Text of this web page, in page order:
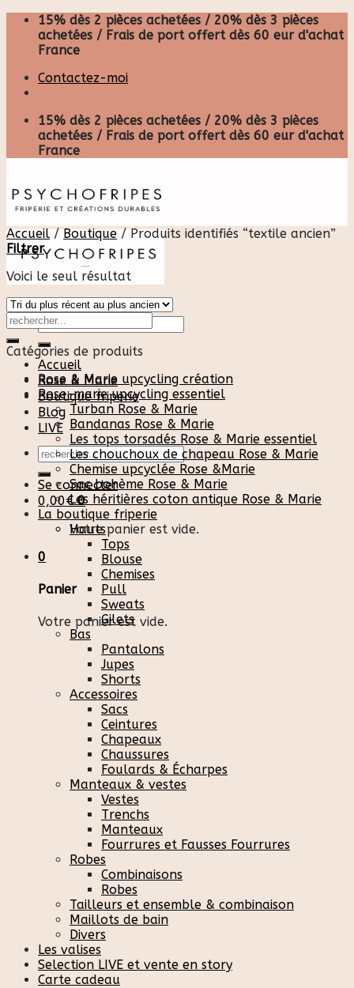
Skip
content
15% dès 2 pièces achetées / 20% dès 3 pièces
achetées / Frais de port offert dès 60 eur d'achat
France
Contactez-moi
15% dès 2 pièces achetées / 20% dès 3 pièces
achetées / Frais de port offert dès 60 eur d'achat
France
Recherche
pour :
Accueil
Rose & Marie
Boutique friperie
Blog
LIVE
Recherche
pour :
Se connecter
0,00€ 0
Votre panier est vide.
0
Panier
Votre panier est vide.
Accueil / Boutique /Produits identifiés “textile ancien”
Filtrer
Voici le seul résultat
Catégories de produits
Rose & Marie upcycling création
Rose-marie upcycling essentiel
Turban Rose & Marie
Bandanas Rose & Marie
Les tops torsadés Rose & Marie essentiel
Les chouchoux de chapeau Rose & Marie
Chemise upcyclée Rose &Marie
Sac bohème Rose & Marie
Les héritières coton antique Rose & Marie
La boutique friperie
Hauts
Tops
Blouse
Chemises
Pull
Sweats
Gilets
Bas
Pantalons
Jupes
Shorts
Accessoires
Sacs
Ceintures
Chapeaux
Chaussures
Foulards & Écharpes
Manteaux & vestes
Vestes
Trenchs
Manteaux
Fourrures et Fausses Fourrures
Robes
Combinaisons
Robes
Tailleurs et ensemble & combinaison
Maillots de bain
Divers
Les valises
Selection LIVE et vente en story
Carte cadeau